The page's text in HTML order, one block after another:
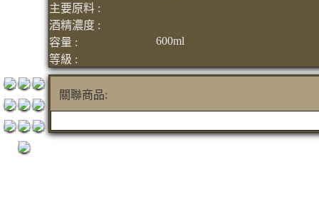
主要原料 :
酒精濃度 :
容量 :
600ml
等級 :
關聯商品: